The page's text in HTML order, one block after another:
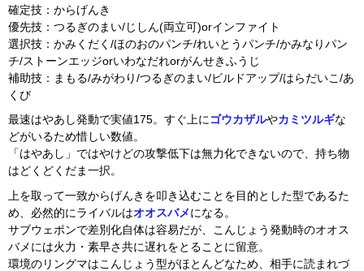
確定技：からげんき
優先技：つるぎのまい/じしん(両立可)orインファイト
選択技：かみくだく/ほのおのパンチ/れいとうパンチ/かみなりパン
チ/ストーンエッジorいわなだれorがんせきふうじ
補助技：まもる/みがわり/つるぎのまい/ビルドアップ/はらだいこ/あ
くび
最速はやあし発動で実値175。すぐ上にゴウカザルやカミツルギな
どがいるため惜しい数値。
「はやあし」ではやけどの攻撃低下は無力化できないので、持ち物
はどくどくだま一択。
上を取って一致からげんきを叩き込むことを目的とした型であるた
め、必然的にライバルはオオスバメ になる。
サブウェポンで差別化自体は容易だが、こんじょう発動時のオオス
バメには火力・素早さ共に遅れをとることに留意。
環境のリングマはこんじょう型がほとんどなため、相手に読まれづ